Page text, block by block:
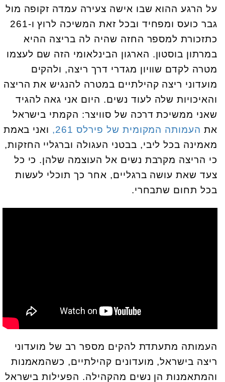
על הרגע ההוא שבו אישה צעירה עמדה זקופה מול
גבר כועס ומפחיד ובכל זאת המשיכה לרוץ ו-261
כתזכורת למספר החזה שהיה לה בריצה ההיא
במרתון בוסטון. הארגון הבינלאומי הזה שם לעצמו
מטרה לקדם שוויון מגדרי דרך ריצה, ולהקים
מועדוני ריצה קהילתיים במטרה להנגיש את הריצה
והאיכויות שלה לעוד נשים. היום אני גאה להגיד
שאני ממשיכת דרכה של סוויצר: הקמתי בישראל
את העמותה המקומית של פירלס 261,
ואני באמת
מאמינה בכל ליבי, בבטני העגולה וברגליי החזקות,
כי הריצה מקרבת נשים אל העוצמה שלהן. כי כל
צעד שאת עושה ברגליים, אחר כך תוכלי לעשות
בכל תחום שתבחרי.
העמותה מתעתדת להקים מספר רב של מועדוני
ריצה בישראל, מועדונים קהילתיים, כשהמאמנות
והמתאמנות הן נשים מהקהילה. הפעילות בישראל